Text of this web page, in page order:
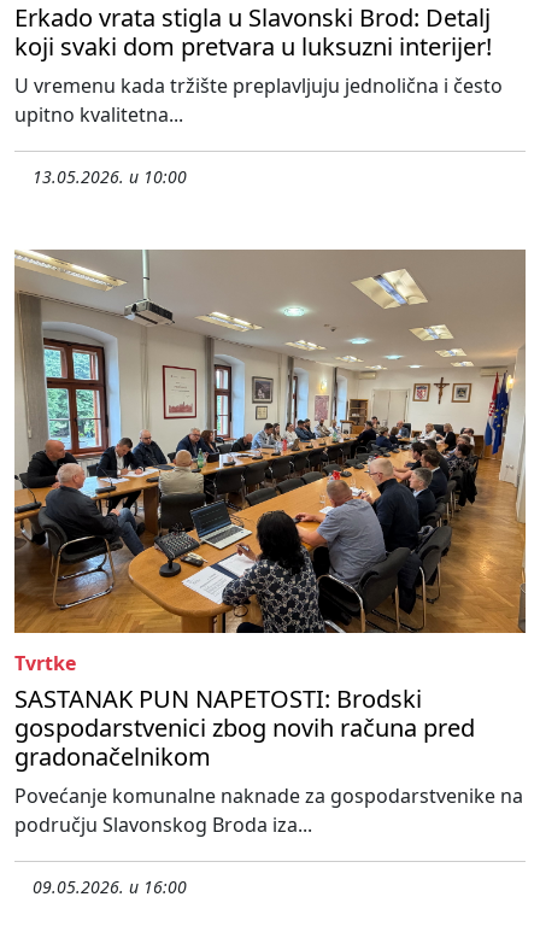
Erkado vrata stigla u Slavonski Brod: Detalj
koji svaki dom pretvara u luksuzni interijer!
U vremenu kada tržište preplavljuju jednolična i često
upitno kvalitetna...
13.05.2026. u 10:00
Tvrtke
SASTANAK PUN NAPETOSTI: Brodski
gospodarstvenici zbog novih računa pred
gradonačelnikom
Povećanje komunalne naknade za gospodarstvenike na
području Slavonskog Broda iza...
09.05.2026. u 16:00